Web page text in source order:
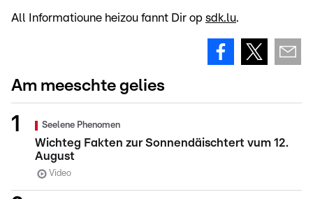
All Informatioune heizou fannt Dir op sdk.lu.
Am meeschte gelies
Seelene Phenomen
Wichteg Fakten zur Sonnendäischtert vum 12.
August
Video